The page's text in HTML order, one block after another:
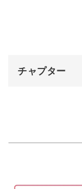
ジェルをたっぷ
チャプター